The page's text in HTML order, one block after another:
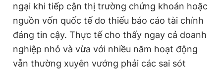
ngại khi tiếp cận thị trường chứng khoán hoặc
nguồn vốn quốc tế do thiếu báo cáo tài chính
đáng tin cậy. Thực tế cho thấy ngay cả doanh
nghiệp nhỏ và vừa với nhiều năm hoạt động
vẫn thường xuyên vướng phải các sai sót